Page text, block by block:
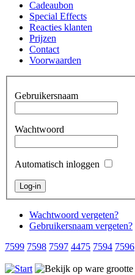
Cadeaubon
Special Effects
Reacties klanten
Prijzen
Contact
Voorwaarden
Gebruikersnaam
Wachtwoord
Automatisch inloggen
Wachtwoord vergeten?
Gebruikersnaam vergeten?
7599 7598 7597 4475 7594 7596